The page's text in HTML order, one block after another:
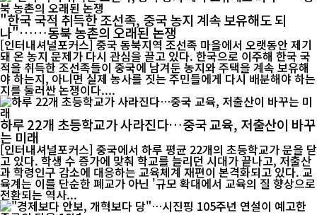
"한국 국적 취득한 조선족, 중국 농지 계속 보유해도 되
나"……동북 농촌의 오래된 논쟁
[인터내셔널포커스] 중국 동북지역 조선족 마을에서 오랫동안 제기
돼 온 농지 문제가 다시 관심을 끌고 있다. 한국으로 이주해 한국 국
적을 취득한 조선족들이 중국에 남겨둔 농지와 주택을 계속 보유해
야 하는지, 아니면 실제 농사를 짓는 주민들에게 다시 배분해야 하는
지를 둘러싼 논쟁이다....
하루 22개 초등학교가 사라진다…중국 교육, 저출산이 바꾸
는 미래
[인터내셔널포커스] 중국에서 하루 평균 22개의 초등학교가 문을 닫
고 있다. 학생 수 증가에 맞춰 학교를 늘리던 시대가 끝나고, 저출산
과 학령인구 감소에 대응하는 교육체계 재편이 본격화되고 있다. 교
육계는 이를 단순한 폐교가 아닌 '규모 확대에서 교육의 질 향상으로
전환되는 역사...